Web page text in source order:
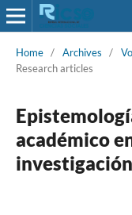
Home / Archives /
Research articles
académico
investigación